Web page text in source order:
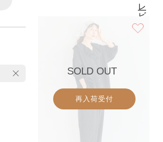
4.7
レ
ビ
ュ
ー
SOLD OUT
再入荷受付